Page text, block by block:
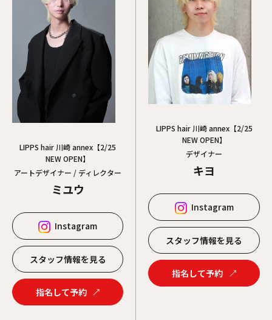
吉祥寺
二子玉川
立川
LIPPS hair 川崎 annex【2/25
NEW OPEN】
アートデザイナー / ディレクター
ミユウ
Instagram
スタッフ情報を見る
指名して予約
LIPPS hair 川崎 annex【2/25
NEW OPEN】
デザイナー
キヨ
Instagram
スタッフ情報を見る
指名して予約